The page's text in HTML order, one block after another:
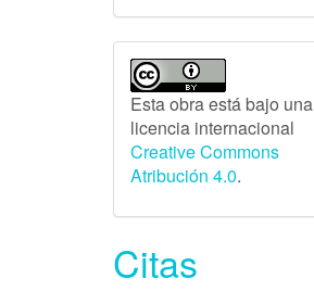
Esta obra está bajo una
licencia internacional
Creative Commons
Atribución 4.0.
Citas